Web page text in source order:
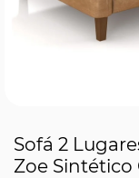
Sofá 2
Zoe Sintético